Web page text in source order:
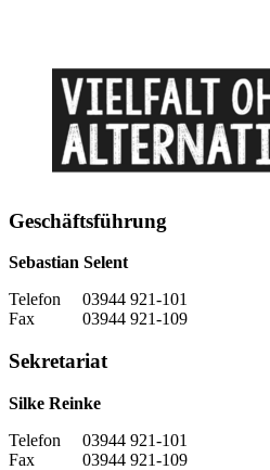
Geschäftsführung
Sebastian Selent
Telefon 03944 921-101
Fax 03944 921-109
Sekretariat
Silke Reinke
Telefon 03944 921-101
Fax 03944 921-109